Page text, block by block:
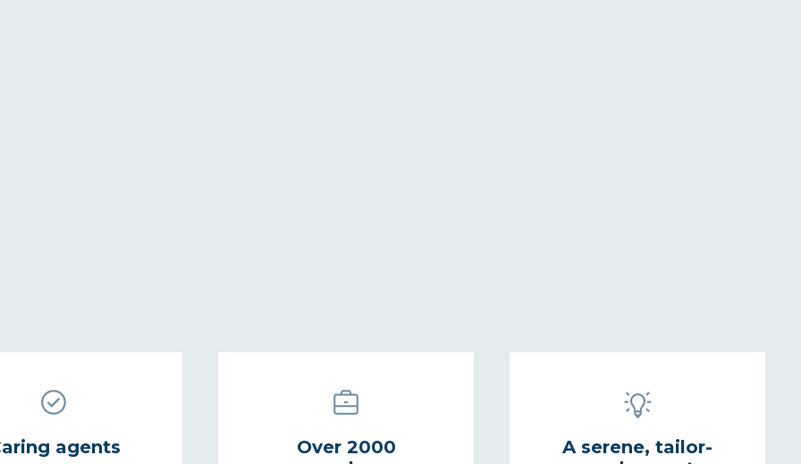
agents
Over 2000
A serene, tailor-